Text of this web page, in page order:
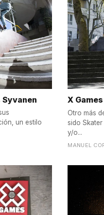
Syvanen
un estilo
X
Otro más
sido
y/o...
MANUEL